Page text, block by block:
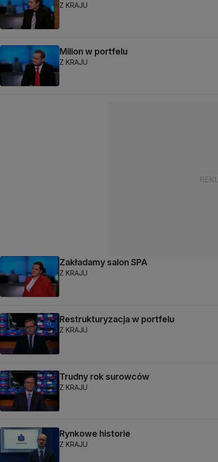
Z KRAJU
Milion w portfelu
Z KRAJU
Zakładamy salon SPA
Z KRAJU
Restrukturyzacja w portfelu
Z KRAJU
Trudny rok surowców
Z KRAJU
Rynkowe historie
Z KRAJU